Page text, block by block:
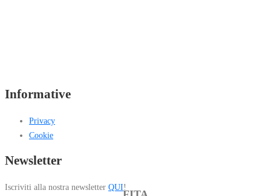
Informative
Privacy
Cookie
Newsletter
Iscriviti alla nostra newsletter QUI!